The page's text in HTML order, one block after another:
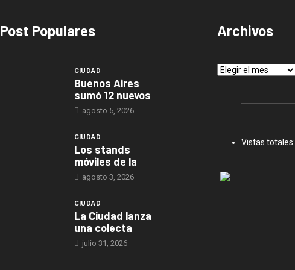
Post Populares
CIUDAD
Buenos Aires
sumó 12 nuevos
agosto 5, 2026
CIUDAD
Los stands
móviles de la
agosto 3, 2026
CIUDAD
La Ciudad lanza
una colecta
julio 31, 2026
Archivos
Archivos
Vistas totales: